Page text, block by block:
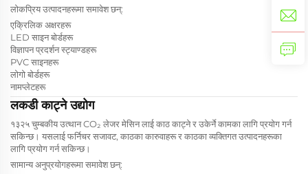
लोकप्रिय उत्पादनहरूमा समावेश छन्:
एक्रिलिक अक्षरहरू
LED साइन बोर्डहरू
विज्ञापन प्रदर्शन स्ट्याण्डहरू
PVC साइनहरू
लोगो बोर्डहरू
नामप्लेटहरू
लकडी काट्ने उद्योग
१३२५ चुम्बकीय उत्थान CO₂ लेजर मेसिन लाई काठ काट्ने र उकेर्ने कामका लागि प्रयोग गर्न
सकिन्छ। यसलाई फर्निचर सजावट, काठका कारुवाहरू र काठका व्यक्तिगत उत्पादनहरूका
लागि प्रयोग गर्न सकिन्छ।
सामान्य अनुप्रयोगहरूमा समावेश छन्: